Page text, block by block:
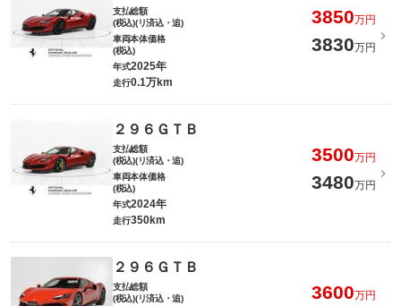
支払総額
(税込)(リ済込・追)
3850万円
車両本体価格
(税込)
3830万円
年式2025年
走行0.1万km
２９６ＧＴＢ
支払総額
(税込)(リ済込・追)
3500万円
車両本体価格
(税込)
3480万円
年式2024年
走行350km
２９６ＧＴＢ
支払総額
(税込)(リ済込・追)
3600万円